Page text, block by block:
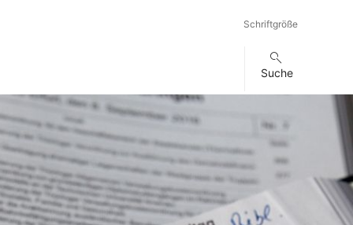
Schriftgröße
Suche